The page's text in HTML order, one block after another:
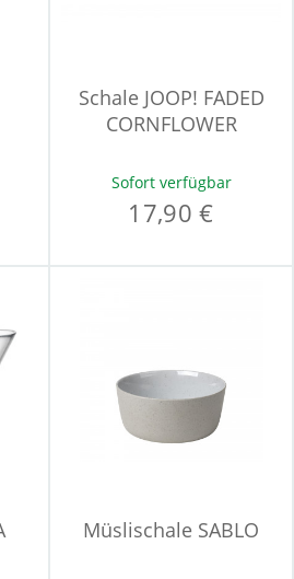
Schale JOOP! FADED
CORNFLOWER
Sofort verfügbar
17,90 €
Müslischale SABLO